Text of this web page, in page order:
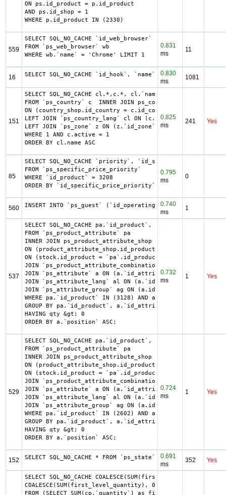
ON ps.id_product = p.id_product
AND ps.id_shop = 1
WHERE p.id_product IN (2330)
559
SELECT SQL_NO_CACHE `id_web_browser`
FROM `ps_web_browser` wb
WHERE wb.`name` = 'Chrome' LIMIT 1
0.831
ms
11
16 SELECT SQL_NO_CACHE `id_hook`, `name` FROM `ps_hook`
0.830
ms
1081
151
SELECT SQL_NO_CACHE cl.*,c.*, cl.`name` country,
FROM `ps_country` c  INNER JOIN ps_country_shop
ON (country_shop.id_country = c.id_country AND
LEFT JOIN `ps_country_lang` cl ON (c.`id_country` =
LEFT JOIN `ps_zone` z ON (z.`id_zone` = c.`id_zone`)
WHERE 1 AND c.active = 1
ORDER BY cl.name ASC
0.825
ms
241 Yes
85
SELECT SQL_NO_CACHE `priority`,
FROM `ps_specific_price_priority`
WHERE `id_product` = 3208
ORDER BY `id_specific_price_priority` DESC LIMIT 1
0.795
ms
0
560 INSERT INTO `ps_guest` (`id_operating_system`,
0.740
ms
1
537
SELECT SQL_NO_CACHE pa.`id_product`, a.`color`,
FROM `ps_product_attribute` pa
INNER JOIN ps_product_attribute_shop
ON (product_attribute_shop.id_product_attribute =
ON (stock.id_product = `pa`.id_product AND
JOIN `ps_product_attribute_combination` pac ON
JOIN `ps_attribute` a ON (a.`id_attribute` =
JOIN `ps_attribute_lang` al ON (a.`id_attribute` =
JOIN `ps_attribute_group` ag ON (a.id_attribute_group =
WHERE pa.`id_product` IN (3128) AND ag.`is_color_group`
GROUP BY pa.`id_product`, a.`id_attribute`, `group_by`
HAVING qty &gt; 0
ORDER BY a.`position` ASC;
0.732
ms
1 Yes
529
SELECT SQL_NO_CACHE pa.`id_product`, a.`color`,
FROM `ps_product_attribute` pa
INNER JOIN ps_product_attribute_shop
ON (product_attribute_shop.id_product_attribute =
ON (stock.id_product = `pa`.id_product AND
JOIN `ps_product_attribute_combination` pac ON
JOIN `ps_attribute` a ON (a.`id_attribute` =
JOIN `ps_attribute_lang` al ON (a.`id_attribute` =
JOIN `ps_attribute_group` ag ON (a.id_attribute_group =
WHERE pa.`id_product` IN (2602) AND ag.`is_color_group`
GROUP BY pa.`id_product`, a.`id_attribute`, `group_by`
HAVING qty &gt; 0
ORDER BY a.`position` ASC;
0.724
ms
1 Yes
152 SELECT SQL_NO_CACHE * FROM `ps_state` ORDER BY `name` ASC
0.691
ms
352 Yes
SELECT SQL_NO_CACHE
COALESCE(SUM(first_level_quantity), 0) as quantity
FROM (SELECT SUM(cp.`quantity`) as